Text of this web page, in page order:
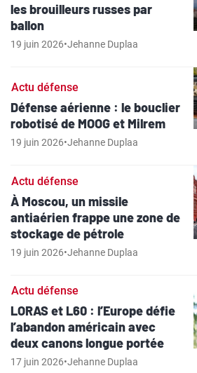
les brouilleurs russes par
ballon
19 juin 2026•Jehanne Duplaa
Actu défense
Défense aérienne : le bouclier
robotisé de MOOG et Milrem
19 juin 2026•Jehanne Duplaa
Actu défense
À Moscou, un missile
antiaérien frappe une zone de
stockage de pétrole
19 juin 2026•Jehanne Duplaa
Actu défense
LORAS et L60 : l’Europe défie
l’abandon américain avec
deux canons longue portée
17 juin 2026•Jehanne Duplaa